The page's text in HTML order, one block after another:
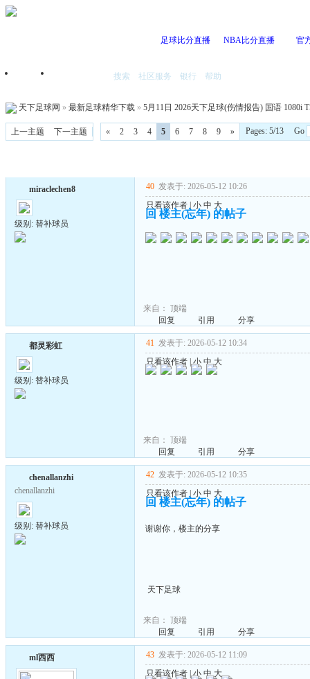
足球比分直播 NBA比分直播 官
首页 搜索 社区服务 银行 帮助
天下足球网 » 最新足球精华下载 » 5月11日 2026天下足球(伤情报告) 国语 1080i
上一主题 下一主题 « 2 3 4 5 6 7 8 9 » Pages: 5/13 Go
miraclechen8
级别: 替补球员
40 发表于: 2026-05-12 10:26
只看该作者| 小 中 大
回 楼主(忘年) 的帖子
来自： 顶端
回复
引用 分享
都灵彩虹
级别: 替补球员
41 发表于: 2026-05-12 10:34
只看该作者 |小 中 大
来自： 顶端
回复
引用 分享
chenallanzhi
chenallanzhi
级别: 替补球员
42 发表于: 2026-05-12 10:35
只看该作者| 小 中 大
回 楼主(忘年) 的帖子
谢谢你，楼主的分享
天下足球
来自： 顶端
回复
引用 分享
ml西西 43 发表于: 2026-05-12 11:09
只看该作者 |小 中 大